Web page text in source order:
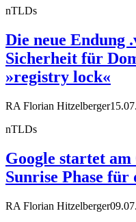
nTLDs
Die neue Endung
Sicherheit für
»registry lock«
RA Florian Hitzelberger
nTLDs
Google startet am
Sunrise Phase
RA Florian Hitzelberger